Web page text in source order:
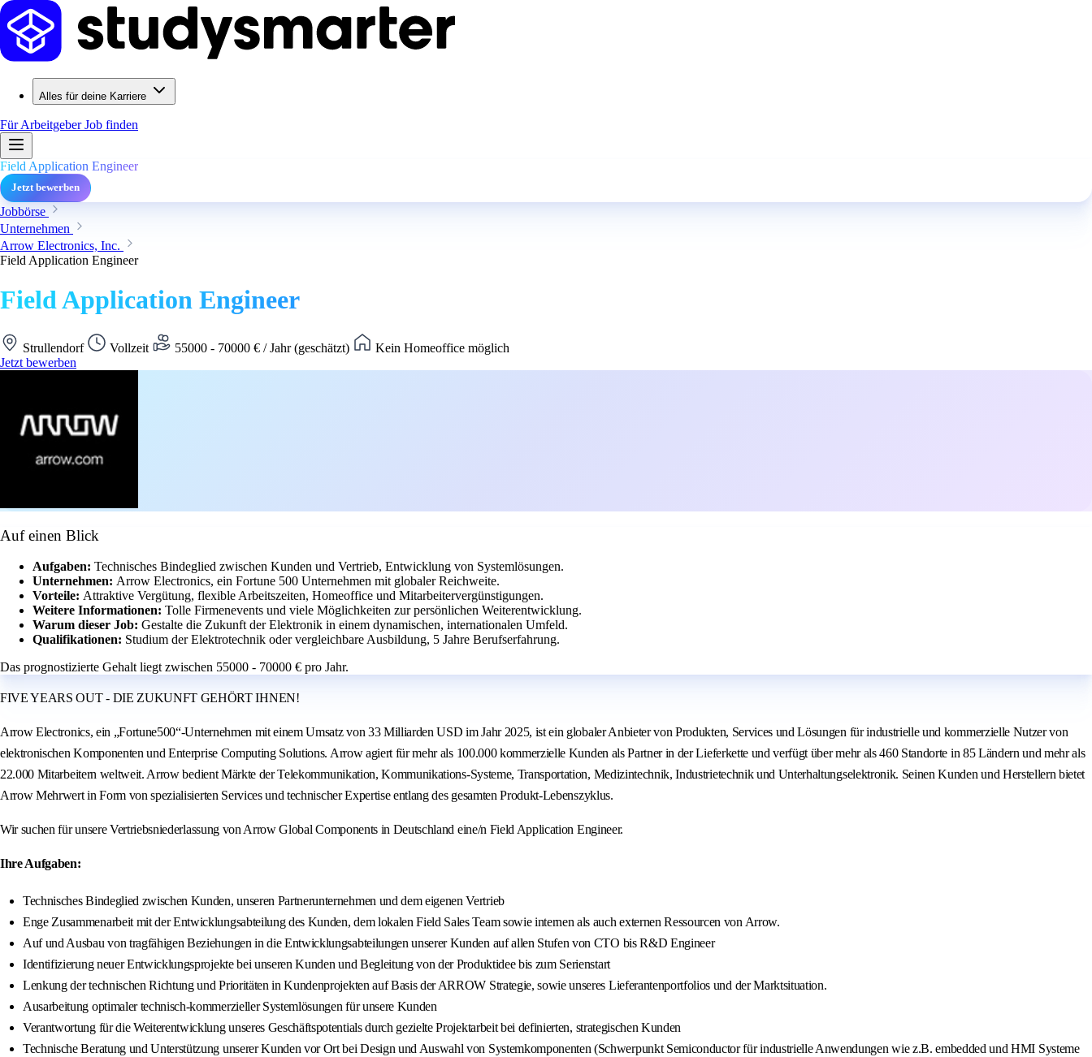
Alles für deine Karriere
Für ArbeitgeberJob finden
Field Application Engineer
Jetzt bewerben
Jobbörse
Unternehmen
Arrow Electronics, Inc.
Field Application Engineer
Field Application Engineer
Strullendorf Vollzeit 55000 - 70000 € / Jahr (geschätzt)
Kein Homeoffice möglich
Jetzt bewerben
Auf einen Blick
Aufgaben: Technisches Bindeglied zwischen Kunden und Vertrieb, Entwicklung von Systemlösungen.
Unternehmen: Arrow Electronics, ein Fortune 500 Unternehmen mit globaler Reichweite.
Vorteile: Attraktive Vergütung, flexible Arbeitszeiten, Homeoffice und Mitarbeitervergünstigungen.
Weitere Informationen: Tolle Firmenevents und viele Möglichkeiten zur persönlichen Weiterentwicklung.
Warum dieser Job: Gestalte die Zukunft der Elektronik in einem dynamischen, internationalen Umfeld.
Qualifikationen: Studium der Elektrotechnik oder vergleichbare Ausbildung, 5 Jahre Berufserfahrung.
Das prognostizierte Gehalt liegt zwischen 55000 - 70000 € pro Jahr.
FIVE YEARS OUT - DIE ZUKUNFT GEHÖRT IHNEN!
Arrow Electronics, ein „Fortune500“-Unternehmen mit einem Umsatz von 33 Milliarden USD im Jahr 2025, ist ein globaler Anbieter von Produkten, Services und Lösungen für industrielle und kommerzielle Nutzer von
elektronischen Komponenten und Enterprise Computing Solutions. Arrow agiert für mehr als 100.000 kommerzielle Kunden als Partner in der Lieferkette und verfügt über mehr als 460 Standorte in 85 Ländern und mehr als
22.000 Mitarbeitern weltweit. Arrow bedient Märkte der Telekommunikation, Kommunikations-Systeme, Transportation, Medizintechnik, Industrietechnik und Unterhaltungselektronik. Seinen Kunden und Herstellern bietet
Arrow Mehrwert in Form von spezialisierten Services und technischer Expertise entlang des gesamten Produkt-Lebenszyklus.
Wir suchen für unsere Vertriebsniederlassung von Arrow Global Components in Deutschland eine/n Field Application Engineer.
Ihre Aufgaben:
Technisches Bindeglied zwischen Kunden, unseren Partnerunternehmen und dem eigenen Vertrieb
Enge Zusammenarbeit mit der Entwicklungsabteilung des Kunden, dem lokalen Field Sales Team sowie internen als auch externen Ressourcen von Arrow.
Auf und Ausbau von tragfähigen Beziehungen in die Entwicklungsabteilungen unserer Kunden auf allen Stufen von CTO bis R&D Engineer
Identifizierung neuer Entwicklungsprojekte bei unseren Kunden und Begleitung von der Produktidee bis zum Serienstart
Lenkung der technischen Richtung und Prioritäten in Kundenprojekten auf Basis der ARROW Strategie, sowie unseres Lieferantenportfolios und der Marktsituation.
Ausarbeitung optimaler technisch-kommerzieller Systemlösungen für unsere Kunden
Verantwortung für die Weiterentwicklung unseres Geschäftspotentials durch gezielte Projektarbeit bei definierten, strategischen Kunden
Technische Beratung und Unterstützung unserer Kunden vor Ort bei Design und Auswahl von Systemkomponenten (Schwerpunkt Semiconductor für industrielle Anwendungen wie z.B. embedded und HMI Systeme